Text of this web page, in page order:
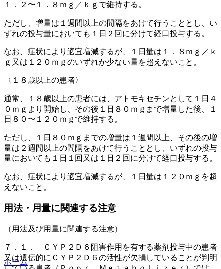
１．２〜１．８ｍｇ／ｋｇで維持する。
ただし、増量は１週間以上の間隔をあけて行うこととし、い
ずれの投与量においても１日２回に分けて経口投与する。
なお、症状により適宜増減するが、１日量は１．８ｍｇ／ｋ
ｇ又は１２０ｍｇのいずれか少ない量を超えないこと。
〈１８歳以上の患者〉
通常、１８歳以上の患者には、アトモキセチンとして１日４
０ｍｇより開始し、その後１日８０ｍｇまで増量した後、１
日８０〜１２０ｍｇで維持する。
ただし、１日８０ｍｇまでの増量は１週間以上、その後の増
量は２週間以上の間隔をあけて行うこととし、いずれの投与
量においても１日１回又は１日２回に分けて経口投与する。
なお、症状により適宜増減するが、１日量は１２０ｍｇを超
えないこと。
用法・用量に関連する注意
（用法及び用量に関連する注意）
７．１． ＣＹＰ２Ｄ６阻害作用を有する薬剤投与中の患者
又は遺伝的にＣＹＰ２Ｄ６の活性が欠損していることが判明
ホーム